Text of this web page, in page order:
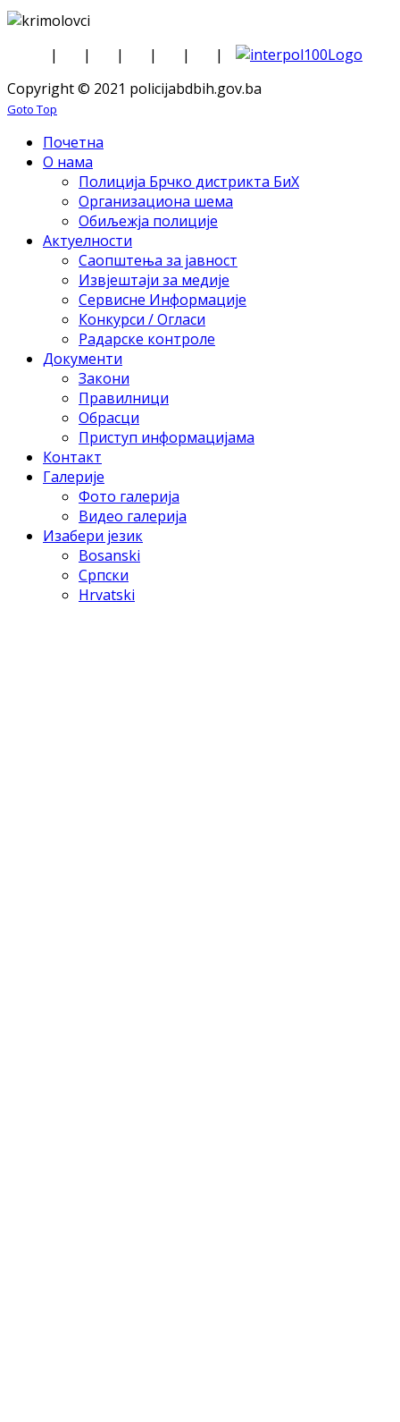
| | | | |
|
Copyright © 2021 policijabdbih.gov.ba
Goto Top
Почетна
О нама
Полиција Брчко дистрикта БиХ
Организациона шема
Обиљежја полиције
Актуелности
Саопштења за јавност
Извјештаји за медије
Сервисне Информације
Конкурси / Огласи
Радарске контроле
Документи
Закони
Правилници
Обрасци
Приступ информацијама
Контакт
Галерије
Фото галерија
Видео галерија
Изабери језик
Bosanski
Српски
Hrvatski